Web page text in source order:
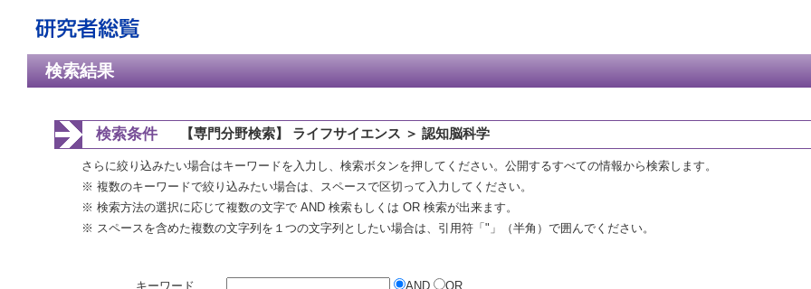
検索結果
検索条件 【専門分野検索】 ライフサイエンス ＞ 認知脳科学
さらに絞り込みたい場合はキーワードを入力し、検索ボタンを押してください。公開するすべての情報から検索します。
※ 複数のキーワードで絞り込みたい場合は、スペースで区切って入力してください。
※ 検索方法の選択に応じて複数の文字で AND 検索もしくは OR 検索が出来ます。
※ スペースを含めた複数の文字列を１つの文字列としたい場合は、引用符「"」（半角）で囲んでください。
キーワード AND OR